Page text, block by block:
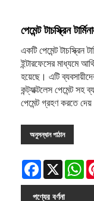
পেমেন্ট টাচস্ক্রিন
একটি পেমেন্ট টাচস্ক্রিন
ইন্টারফেসের মাধ্যমে
হয়েছে। এটি
কন্ট্যাক্টলেস পেমেন্ট সহ
পেমেন্ট গ্রহণ করতে
অনুসন্ধান পাঠান
Facebook
X
পণ্যের বর্ণনা